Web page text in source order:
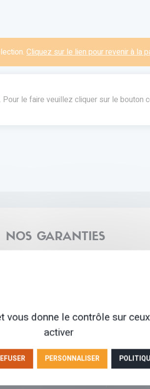
Cliquez sur le lien pour revenir à la
le faire veuillez cliquer sur le bouton
NOS GARANTIES
vous donne le contrôle sur
activer
PERSONNALISER